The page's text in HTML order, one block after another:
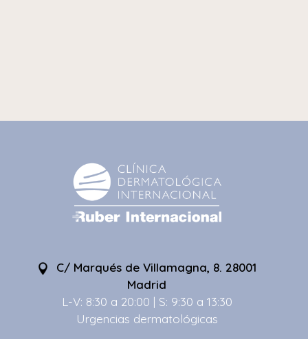
C/ Marqués de Villamagna, 8. 28001
Madrid
L-V: 8:30 a 20:00 | S: 9:30 a 13:30
Urgencias dermatológicas